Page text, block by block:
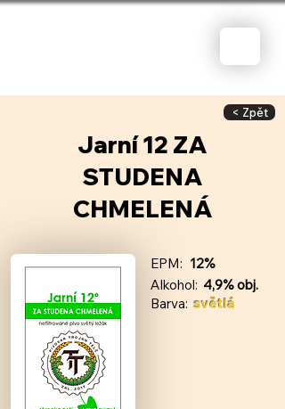
< Zpět
Jarní 12 ZA
STUDENA
CHMELENÁ
EPM: 12%
Alkohol: 4,9% obj.
Barva: světlá